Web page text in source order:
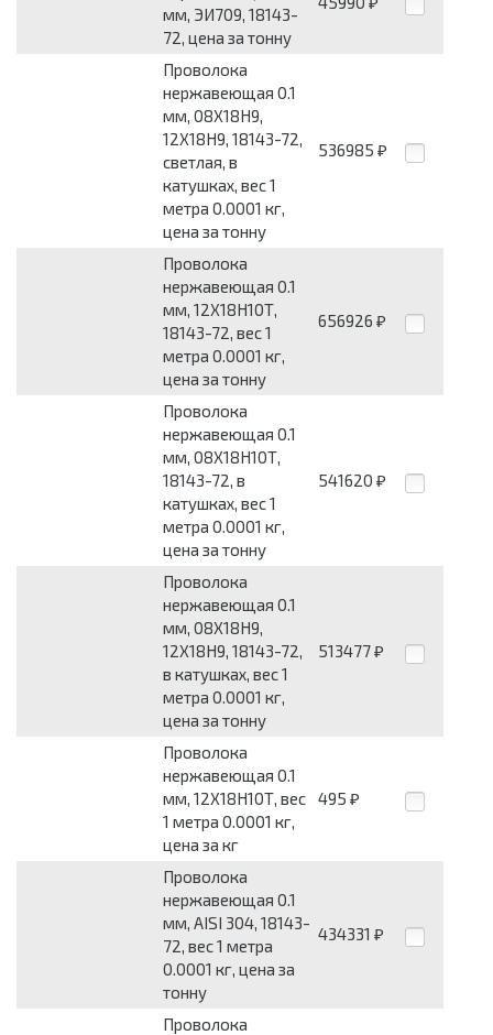
мм, ЭИ709, 18143-
72, цена за тонну
₽
Проволока
нержавеющая 0.1
мм, 08Х18Н9,
12Х18Н9, 18143-72,
светлая, в
катушках, вес 1
метра 0.0001 кг,
цена за тонну
536985 ₽
Проволока
нержавеющая 0.1
мм, 12Х18Н10Т,
18143-72, вес 1
метра 0.0001 кг,
цена за тонну
656926 ₽
Проволока
нержавеющая 0.1
мм, 08Х18Н10Т,
18143-72, в
катушках, вес 1
метра 0.0001 кг,
цена за тонну
541620 ₽
Проволока
нержавеющая 0.1
мм, 08Х18Н9,
12Х18Н9, 18143-72,
в катушках, вес 1
метра 0.0001 кг,
цена за тонну
513477 ₽
Проволока
нержавеющая 0.1
мм, 12Х18Н10Т, вес
1 метра 0.0001 кг,
цена за кг
495 ₽
Проволока
нержавеющая 0.1
мм, AISI 304, 18143-
72, вес 1 метра
0.0001 кг, цена за
тонну
434331 ₽
Проволока